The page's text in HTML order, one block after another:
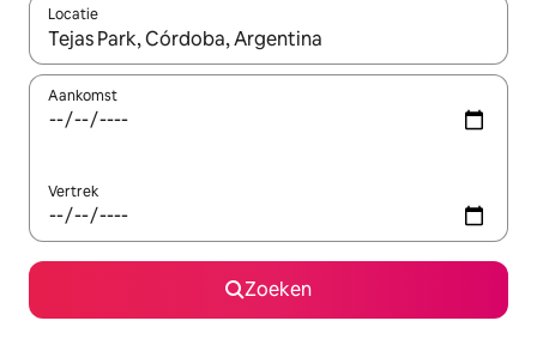
Locatie
Wanneer er suggesties beschikbaar zijn, maak je een keuze
Aankomst
Vertrek
Zoeken